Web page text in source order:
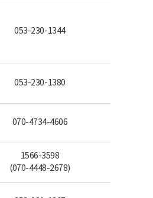
053-230-1344
053-230-1380
070-4734-4606
1566-3598
(070-4448-2678)